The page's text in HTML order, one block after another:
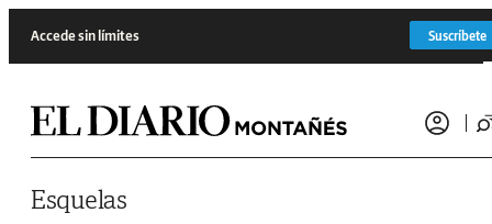
Accede sin límites Suscríbete
Esquelas